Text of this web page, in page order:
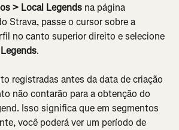
> Local Legends na página
Strava, passe o cursor sobre a
no canto superior direito e selecione
.
registradas antes da data de criação
não contarão para a obtenção do
Isso significa que em segmentos
você poderá ver um período de